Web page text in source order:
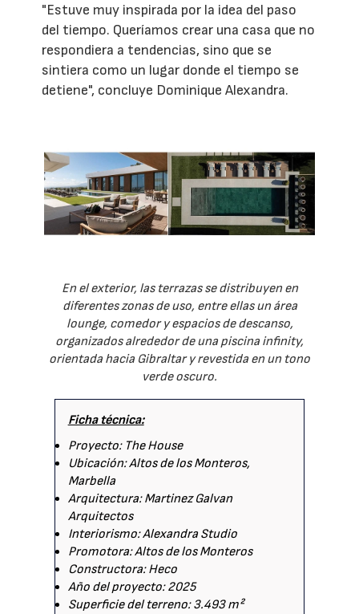
"Estuve muy inspirada por la idea del paso
del tiempo. Queríamos crear una casa que no
respondiera a tendencias, sino que se
sintiera como un lugar donde el tiempo se
detiene", concluye Dominique Alexandra.
En el exterior, las terrazas se distribuyen en
diferentes zonas de uso, entre ellas un área
lounge, comedor y espacios de descanso,
organizados alrededor de una piscina infinity,
orientada hacia Gibraltar y revestida en un tono
verde oscuro.
Ficha técnica:
Proyecto: The House
Ubicación: Altos de los Monteros,
Marbella
Arquitectura: Martinez Galvan
Arquitectos
Interiorismo: Alexandra Studio
Promotora: Altos de los Monteros
Constructora: Heco
Año del proyecto: 2025
Superficie del terreno: 3.493 m²